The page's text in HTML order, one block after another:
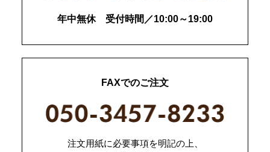
年中無休 受付時間／10:00～19:00
FAXでのご注文
注文用紙に必要事項を明記の上、